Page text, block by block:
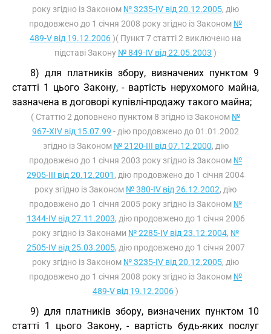
року згідно із Законом № 3235-IV від 20.12.2005, дію
продовжено до 1 січня 2008 року згідно із Законом №
489-V від 19.12.2006)( Пункт 7 статті 2 виключено на
підставі Закону № 849-IV від 22.05.2003 )
8) для платників збору, визначених пунктом 9
статті 1 цього Закону, - вартість нерухомого майна,
зазначена в договорі купівлі-продажу такого майна;
( Статтю 2 доповнено пунктом 8 згідно із Законом №
967-XIV від 15.07.99 - дію продовжено до 01.01.2002
згідно із Законом № 2120-III від 07.12.2000, дію
продовжено до 1 січня 2003 року згідно із Законом №
2905-III від 20.12.2001 , дію продовжено до 1 січня 2004
року згідно із Законом № 380-IV від 26.12.2002, дію
продовжено до 1 січня 2005 року згідно із Законом №
1344-IV від 27.11.2003, дію продовжено до 1 січня 2006
року згідно із Законами № 2285-IV від 23.12.2004, №
2505-IV від 25.03.2005, дію продовжено до 1 січня 2007
року згідно із Законом № 3235-IV від 20.12.2005, дію
продовжено до 1 січня 2008 року згідно із Законом №
489-V від 19.12.2006)
9) для платників збору, визначених пунктом 10
статті 1 цього Закону, - вартість будь-яких послуг